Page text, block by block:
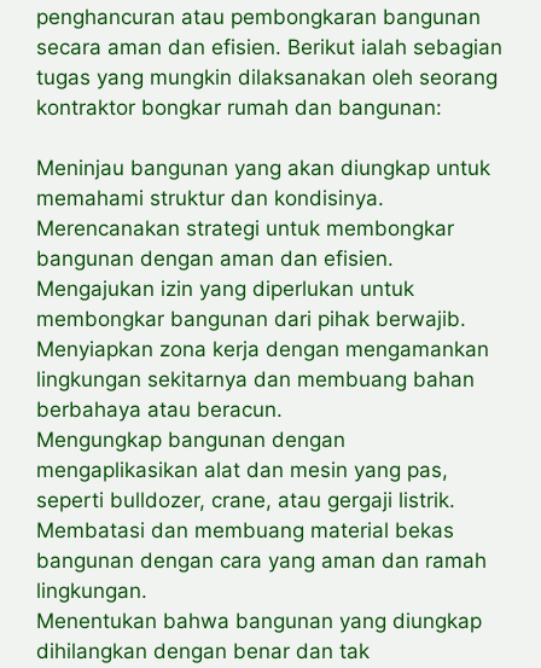
penghancuran atau pembongkaran bangunan
secara aman dan efisien. Berikut ialah sebagian
tugas yang mungkin dilaksanakan oleh seorang
kontraktor bongkar rumah dan bangunan:
Meninjau bangunan yang akan diungkap untuk
memahami struktur dan kondisinya.
Merencanakan strategi untuk membongkar
bangunan dengan aman dan efisien.
Mengajukan izin yang diperlukan untuk
membongkar bangunan dari pihak berwajib.
Menyiapkan zona kerja dengan mengamankan
lingkungan sekitarnya dan membuang bahan
berbahaya atau beracun.
Mengungkap bangunan dengan
mengaplikasikan alat dan mesin yang pas,
seperti bulldozer, crane, atau gergaji listrik.
Membatasi dan membuang material bekas
bangunan dengan cara yang aman dan ramah
lingkungan.
Menentukan bahwa bangunan yang diungkap
dihilangkan dengan benar dan tak